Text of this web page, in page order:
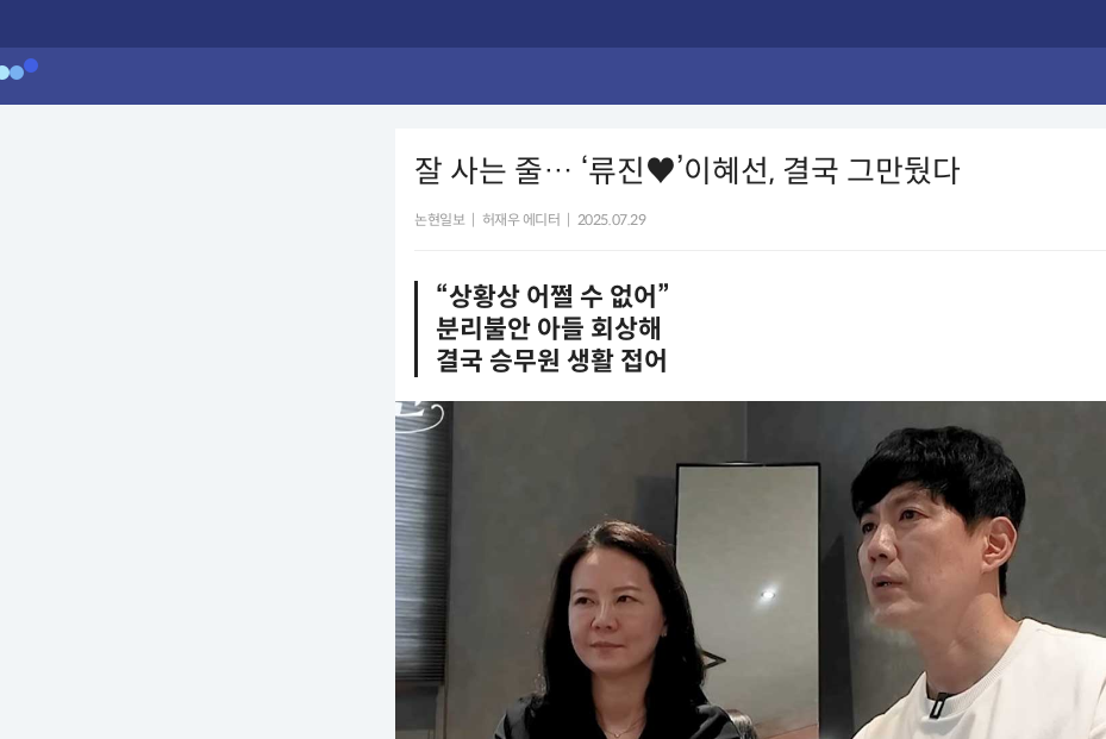
잘 사는 줄… ‘류진♥️’이혜선, 결국 그만뒀다
논현일보 허재우 에디터 2025.07.29
“상황상 어쩔 수 없어”
분리불안 아들 회상해
결국 승무원 생활 접어